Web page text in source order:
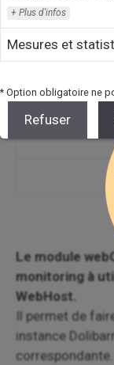
Le module
monitoring à
WebHost.
Il permet de
instance
correspondante.
Plus d'infos
Mesures et
* Option obligatoire ne
Refuser